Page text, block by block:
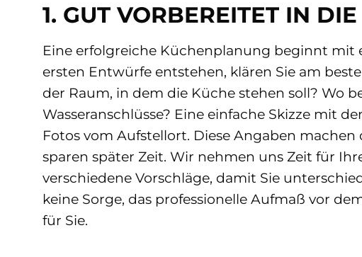
1. GUT VORBEREITET IN
Eine erfolgreiche Küchenplanung beginnt
ersten Entwürfe entstehen, klären Sie am
der Raum, in dem die Küche stehen soll? Wo
Wasseranschlüsse? Eine einfache Skizze mit
Fotos vom Aufstellort. Diese Angaben
sparen später Zeit. Wir nehmen uns Zeit für
verschiedene Vorschläge, damit Sie
keine Sorge, das professionelle Aufmaß vor
für Sie.